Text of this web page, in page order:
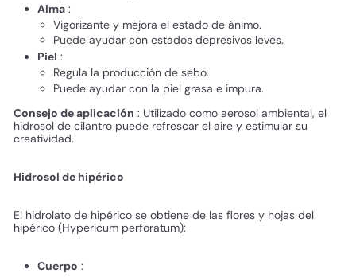
Alma :
Vigorizante y mejora el estado de ánimo.
Puede ayudar con estados depresivos leves.
Piel :
Regula la producción de sebo.
Puede ayudar con la piel grasa e impura.
Consejo de aplicación : Utilizado como aerosol ambiental, el
hidrosol de cilantro puede refrescar el aire y estimular su
creatividad.
Hidrosol de hipérico
El hidrolato de hipérico se obtiene de las flores y hojas del
hipérico (Hypericum perforatum):
Cuerpo :